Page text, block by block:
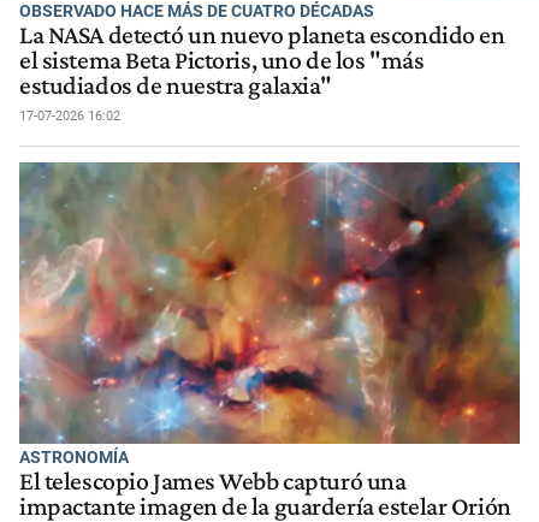
OBSERVADO HACE MÁS DE CUATRO DÉCADAS
La NASA detectó un nuevo planeta escondido en
el sistema Beta Pictoris, uno de los "más
estudiados de nuestra galaxia"
17-07-2026 16:02
ASTRONOMÍA
El telescopio James Webb capturó una
impactante imagen de la guardería estelar Orión